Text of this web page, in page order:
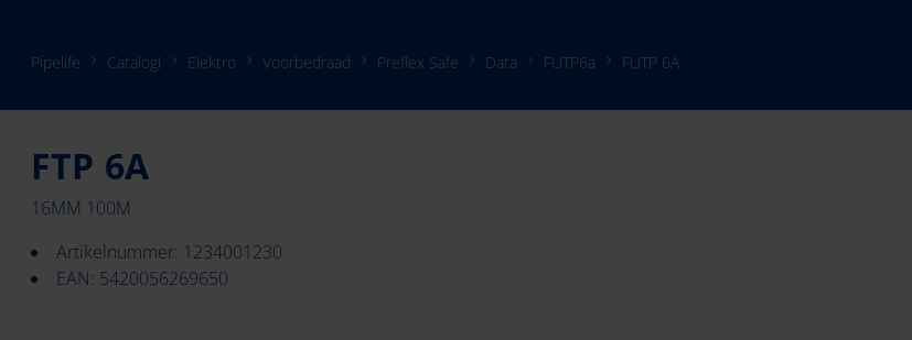
Pipelife Catalogi Elektro Voorbedraad Preflex Safe Data FUTP6a FUTP 6A
FTP 6A
16MM 100M
Artikelnummer: 1234001230
EAN: 5420056269650